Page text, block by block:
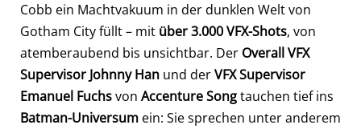
Cobb ein Machtvakuum in der dunklen Welt von
Gotham City füllt – mit über 3.000 VFX-Shots, von
atemberaubend bis unsichtbar. Der Overall VFX
Supervisor Johnny Han und derVFX Supervisor
Emanuel Fuchsvon Accenture Songtauchen tief ins
Batman-Universum ein: Sie sprechen unter anderem